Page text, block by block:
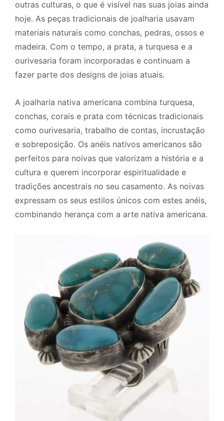
outras culturas, o que é visível nas suas joias ainda
hoje. As peças tradicionais de joalharia usavam
materiais naturais como conchas, pedras, ossos e
madeira. Com o tempo, a prata, a turquesa e a
ourivesaria foram incorporadas e continuam a
fazer parte dos designs de joias atuais.
A joalharia nativa americana combina turquesa,
conchas, corais e prata com técnicas tradicionais
como ourivesaria, trabalho de contas, incrustação
e sobreposição. Os anéis nativos americanos são
perfeitos para noivas que valorizam a história e a
cultura e querem incorporar espiritualidade e
tradições ancestrais no seu casamento. As noivas
expressam os seus estilos únicos com estes anéis,
combinando herança com a arte nativa americana.